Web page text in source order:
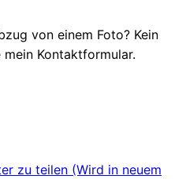
von einem Foto? Kein
Kontaktformular.
zu teilen (Wird in neuem